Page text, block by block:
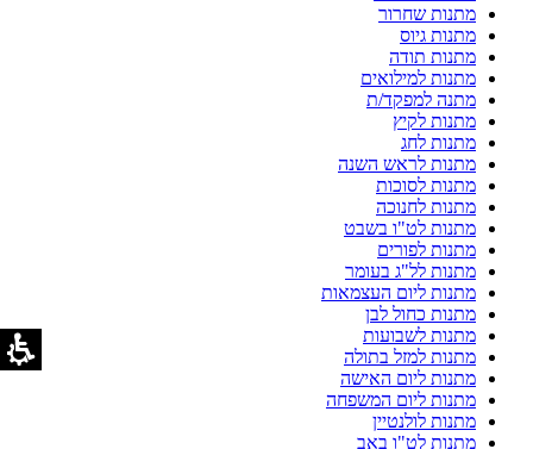
מתנות שחרור
מתנות גיוס
מתנות תודה
מתנות למילואים
מתנה למפקד/ת
מתנות לקיץ
מתנות לחג
מתנות לראש השנה
מתנות לסוכות
מתנות לחנוכה
מתנות לט"ו בשבט
מתנות לפורים
מתנות לל"ג בעומר
מתנות ליום העצמאות
מתנות כחול לבן
מתנות לשבועות
מתנות למזל בתולה
מתנות ליום האישה
מתנות ליום המשפחה
מתנות לולנטיין
מתנות לט"ו באב